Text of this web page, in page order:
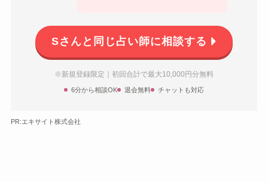
Sさんと同じ占い師に相談する
※新規登録限定｜初回合計で最大10,000円分無料
6分から相談OK 退会無料 チャットも対応
PR:エキサイト株式会社